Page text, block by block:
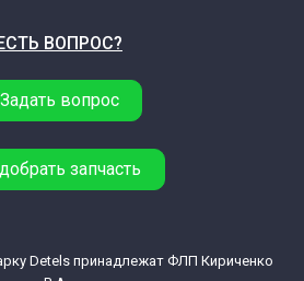
XAP
XPE
ВОПРОС?
Задать вопрос
запчасть
Detels принадлежат ФЛП Кириченко